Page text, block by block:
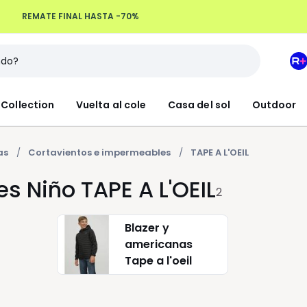
Collection Vuelta al cole Casa del sol Outdoor
Mi
Cortavientos e impermeables TAPE A L'OEIL
TAPE A L'OEIL2
Blazer y
americanas
Tape a l'oeil